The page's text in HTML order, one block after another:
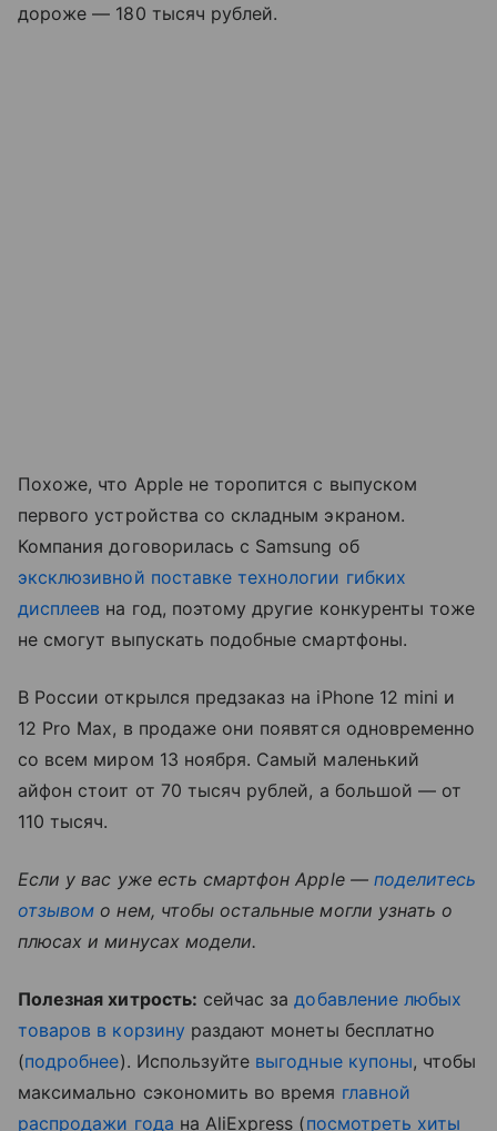
дороже — 180 тысяч рублей.
Похоже, что Apple не торопится с выпуском
первого устройства со складным экраном.
Компания договорилась с Samsung об
эксклюзивной поставке технологии гибких
дисплеев на год, поэтому другие конкуренты тоже
не смогут выпускать подобные смартфоны.
В России открылся предзаказ на iPhone 12 mini и
12 Pro Max, в продаже они появятся одновременно
со всем миром 13 ноября. Самый маленький
айфон стоит от 70 тысяч рублей, а большой — от
110 тысяч.
Если у вас уже есть смартфон Apple — поделитесь
отзывом о нем, чтобы остальные могли узнать о
плюсах и минусах модели.
Полезная хитрость: сейчас задобавление любых
товаров в корзину раздают монеты бесплатно
(подробнее). Используйте выгодные купоны, чтобы
максимально сэкономить во время главной
распродажи года на AliExpress (посмотреть хиты